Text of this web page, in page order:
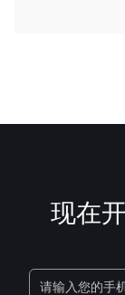
现在
请输入您的手